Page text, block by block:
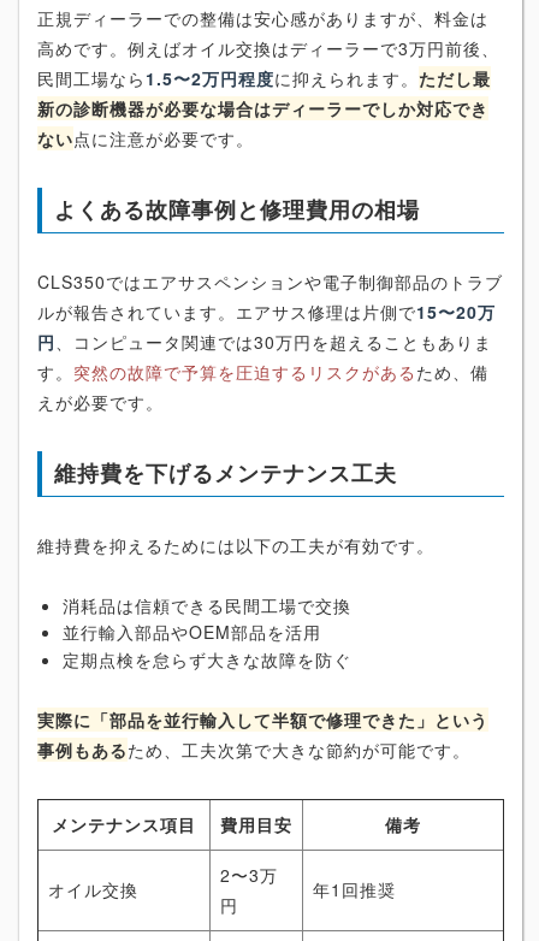
正規ディーラーでの整備は安心感がありますが、料金は
高めです。例えばオイル交換はディーラーで3万円前後、
民間工場なら 1.5〜2万円程度に抑えられます。 ただし最
新の診断機器が必要な場合はディーラーでしか対応でき
ない点に注意が必要です。
よくある故障事例と修理費用の相場
CLS350ではエアサスペンションや電子制御部品のトラブ
ルが報告されています。エアサス修理は片側で15〜20万
円 、コンピュータ関連では30万円を超えることもありま
す。 突然の故障で予算を圧迫するリスクがある ため、備
えが必要です。
維持費を下げるメンテナンス工夫
維持費を抑えるためには以下の工夫が有効です。
消耗品は信頼できる民間工場で交換
並行輸入部品やOEM部品を活用
定期点検を怠らず大きな故障を防ぐ
実際に「部品を並行輸入して半額で修理できた」という
事例もあるため、工夫次第で大きな節約が可能です。
メンテナンス項目 費用目安 備考
オイル交換
2〜3万
円
年1回推奨